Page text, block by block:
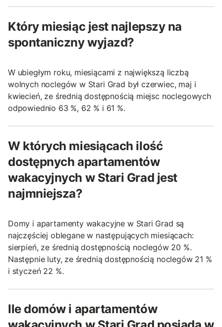
Który miesiąc jest najlepszy na
spontaniczny wyjazd?
W ubiegłym roku, miesiącami z największą liczbą
wolnych noclegów w Stari Grad był czerwiec, maj i
kwiecień, ze średnią dostępnością miejsc noclegowych
odpowiednio 63 %, 62 % i 61 %.
W których miesiącach ilość
dostępnych apartamentów
wakacyjnych w Stari Grad jest
najmniejsza?
Domy i apartamenty wakacyjne w Stari Grad są
najczęściej oblegane w następujących miesiącach:
sierpień, ze średnią dostępnością noclegów 20 %.
Następnie luty, ze średnią dostępnością noclegów 21 %
i styczeń 22 %.
Ile domów i apartamentów